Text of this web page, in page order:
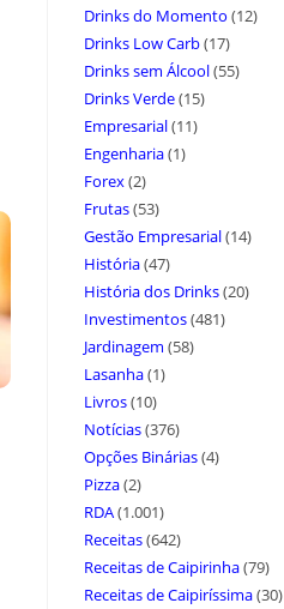
Drinks do Momento (12)
Drinks Low Carb(17)
Drinks sem Álcool(55)
Drinks Verde(15)
Empresarial(11)
Engenharia(1)
Forex(2)
Frutas(53)
Gestão Empresarial(14)
História(47)
História dos Drinks(20)
Investimentos(481)
Jardinagem (58)
Lasanha(1)
Livros(10)
Notícias(376)
Opções Binárias(4)
Pizza(2)
RDA(1.001)
Receitas(642)
Receitas de Caipirinha(79)
Receitas de Caipiríssima(30)